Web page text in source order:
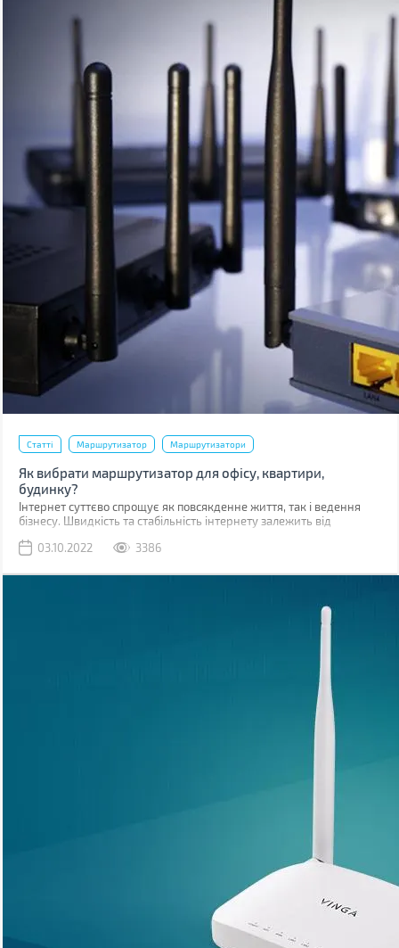
Статті Маршрутизатор Маршрутизатори
Як вибрати маршрутизатор для офісу, квартири,
будинку?
Інтернет суттєво спрощує як повсякденне життя, так і ведення
бізнесу. Швидкість та стабільність інтернету залежить від
(маршрутизатора).
03.10.2022 3386